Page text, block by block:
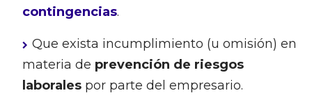
contingencias.
Que exista incumplimiento (u omisión) en
materia de prevención de riesgos
laboralespor parte del empresario.